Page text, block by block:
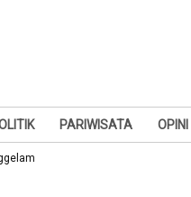
PARIWISATA OPINI